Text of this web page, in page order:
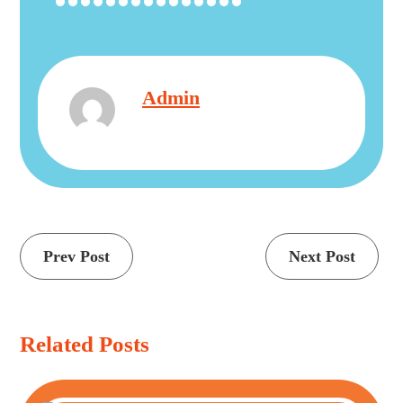
Admin
Continue
Prev Post Next Post
Related Posts